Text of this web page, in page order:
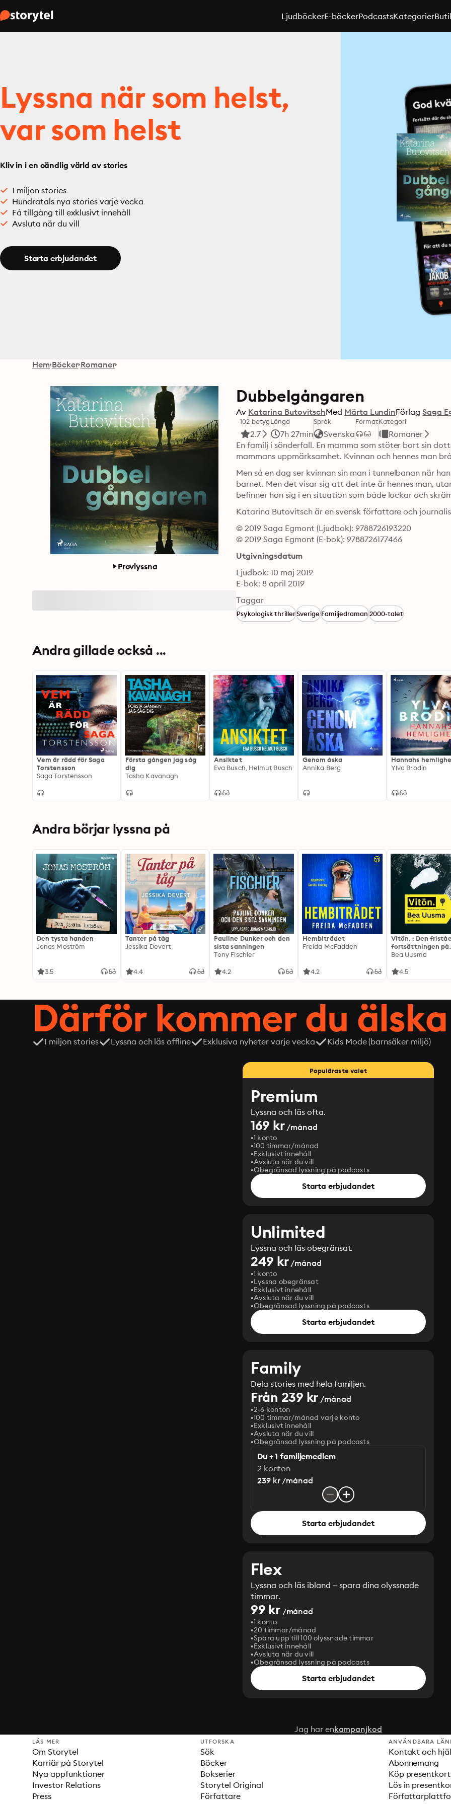
LjudböckerE-böckerPodcastsKategorier
Lyssna när som helst,
var som helst
Kliv in i en oändlig värld av stories
1 miljon stories
Hundratals nya stories varje vecka
Få tillgång till exklusivt innehåll
Avsluta när du vill
Starta erbjudandet
Hem Böcker Romaner
Provlyssna
Dubbelgångaren
Av Katarina ButovitschMed Märta LundinFörlag Saga
102 betyg
2.7
Längd
7h 27min
Språk
Svenska
FormatKategori
Romaner
En familj i sönderfall. En mamma som stöter bort sin
mammans uppmärksamhet. Kvinnan och hennes man
Men så en dag ser kvinnan sin man i tunnelbanan när
barnet. Men det visar sig att det inte är hennes man,
befinner hon sig i en situation som både lockar och
Katarina Butovitsch är en svensk författare och
© 2019 Saga Egmont (Ljudbok): 9788726193220
© 2019 Saga Egmont (E-bok): 9788726177466
Utgivningsdatum
Ljudbok: 10 maj 2019
E-bok: 8 april 2019
Taggar
Psykologisk thrillerSverigeFamiljedraman2000-talet
Andra gillade också ...
Vem är rädd för Saga
Torstensson
Saga Torstensson
Första gången jag såg
dig
Tasha Kavanagh
Ansiktet
Eva Busch, Helmut Busch
Genom åska
Annika Berg
Hannahs
Ylva Brodin
Andra börjar lyssna på
Den tysta handen
Jonas Moström
3.5
Tanter på tåg
Jessika Devert
4.4
Pauline Dunker och den
sista sanningen
Tony Fischier
4.2
Hembiträdet
Freida McFadden
4.2
Vitön. : Den
fortsättningen på
Expeditionen
Bea Uusma
4.5
Därför kommer du
1 miljon stories Lyssna och läs offline Exklusiva nyheter varje vecka Kids Mode (barnsäker miljö)
Populäraste valet
Premium
Lyssna och läs ofta.
169 kr/månad
1 konto
100 timmar/månad
Exklusivt innehåll
Avsluta när du vill
Obegränsad lyssning på podcasts
Starta erbjudandet
Unlimited
Lyssna och läs obegränsat.
249 kr/månad
1 konto
Lyssna obegränsat
Exklusivt innehåll
Avsluta när du vill
Obegränsad lyssning på podcasts
Starta erbjudandet
Family
Dela stories med hela familjen.
Från 239 kr /månad
2-6 konton
100 timmar/månad varje konto
Exklusivt innehåll
Avsluta när du vill
Obegränsad lyssning på podcasts
Du + 1 familjemedlem
2 konton
239 kr /månad
Starta erbjudandet
Flex
Lyssna och läs ibland – spara dina olyssnade
timmar.
99 kr/månad
1 konto
20 timmar/månad
Spara upp till 100 olyssnade timmar
Exklusivt innehåll
Avsluta när du vill
Obegränsad lyssning på podcasts
Starta erbjudandet
Jag har enkampanjkod
LÄS MER
Om Storytel
Karriär på Storytel
Nya appfunktioner
Investor Relations
Press
UTFORSKA
Sök
Böcker
Bokserier
Storytel Original
Författare
ANVÄNDBARA
Kontakt och
Abonnemang
Köp presentkort
Lös in